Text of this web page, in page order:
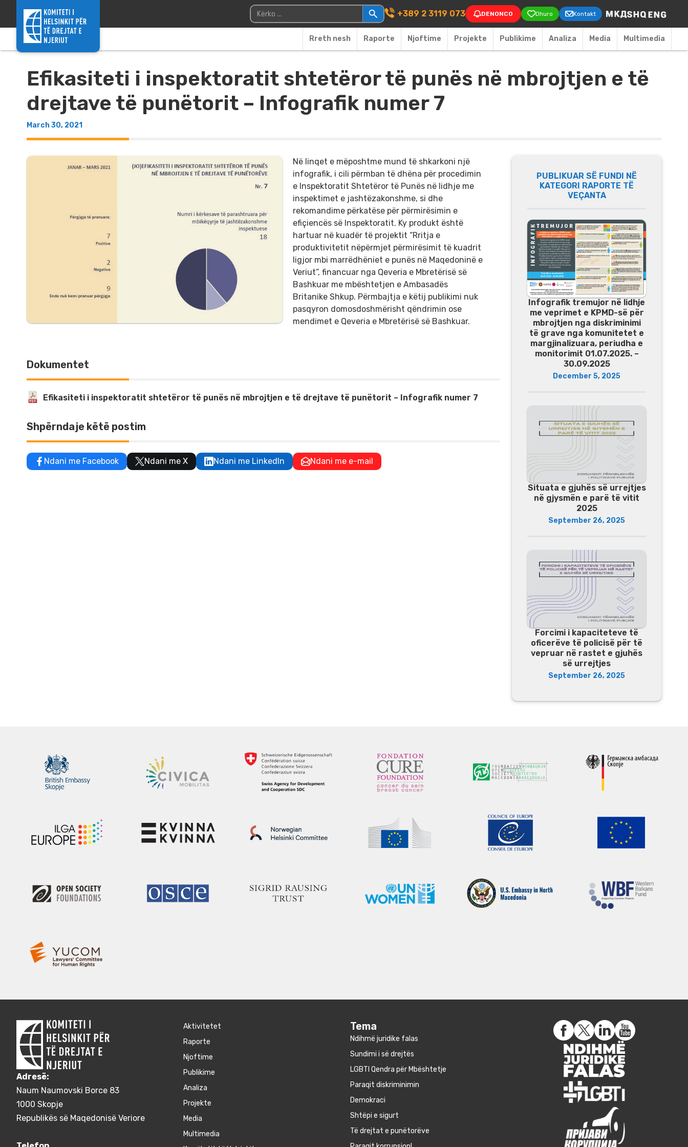
Main Navigation
Kërko për: +389 2 3119 073 DENONCO Dhuro Kontakt
Rreth nesh Raporte Njoftime Projekte Publikime Аnaliza Media Multimedia
Efikasiteti i inspektoratit shtetëror të punës në mbrojtjen e të
drejtave të punëtorit – Infografik numer 7
March 30, 2021
Në linqet e mëposhtme mund të shkarkoni një
infografik, i cili përmban të dhëna për procedimin
e Inspektoratit Shtetëror të Punës në lidhje me
inspektimet e jashtëzakonshme, si dhe
rekomandime përkatëse për përmirësimin e
efiçiencës së Inspektoratit. Ky produkt është
hartuar në kuadër të projektit “Rritja e
produktivitetit nëpërmjet përmirësimit të kuadrit
ligjor mbi marrëdhëniet e punës në Maqedoninë e
Veriut”, financuar nga Qeveria e Mbretërisë së
Bashkuar me mbështetjen e Ambasadës
Britanike Shkup. Përmbajtja e këtij publikimi nuk
pasqyron domosdoshmërisht qëndrimin ose
mendimet e Qeveria e Mbretërisë së Bashkuar.
Dokumentet
Efikasiteti i inspektoratit shtetëror të punës në mbrojtjen e të drejtave të punëtorit – Infografik numer 7
Shpërndaje këtë postim
Ndani me Facebook Ndani me X Ndani me LinkedIn Ndani me e-mail
PUBLIKUAR SË FUNDI NË
KATEGORI RAPORTE TË
VEÇANTA
Infografik tremujor në lidhje
me veprimet e KPMD-së për
mbrojtjen nga diskriminimi
të grave nga komunitetet e
margjinalizuara, periudha e
monitorimit 01.07.2025. –
30.09.2025
December 5, 2025
Situata e gjuhës së urrejtjes
në gjysmën e parë të vitit
2025
September 26, 2025
Forcimi i kapaciteteve të
oficerëve të policisë për të
vepruar në rastet e gjuhës
së urrejtjes
September 26, 2025
Adresë:
Naum Naumovski Borce 83
1000 Skopje
Republikës së Maqedonisë Veriore
Aktivitetet
Raporte
Njoftime
Publikime
Аnaliza
Projekte
Media
Multimedia
Tema
Ndihmë juridike falas
Sundimi i së drejtës
LGBTI Qendra për Mbështetje
Paraqit diskriminimin
Demokraci
Shtëpi e sigurt
Të drejtat e punëtorëve